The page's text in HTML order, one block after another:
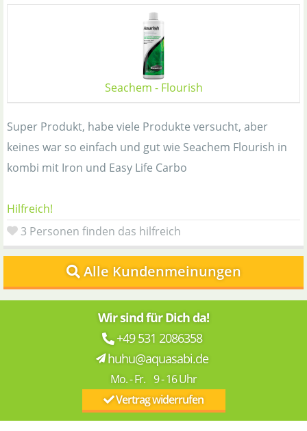
Seachem - Flourish
Super Produkt, habe viele Produkte versucht, aber
keines war so einfach und gut wie Seachem Flourish in
kombi mit Iron und Easy Life Carbo
Hilfreich!
3 Personen finden das hilfreich
Alle Kundenmeinungen
Wir sind für Dich da!
+49 531 2086358
huhu@aquasabi.de
Mo. - Fr. 9 - 16 Uhr
Vertrag widerrufen